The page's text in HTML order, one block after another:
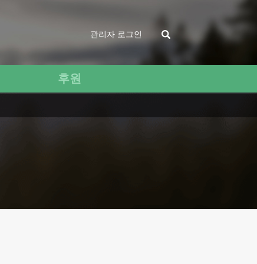
관리자 로그인
후원